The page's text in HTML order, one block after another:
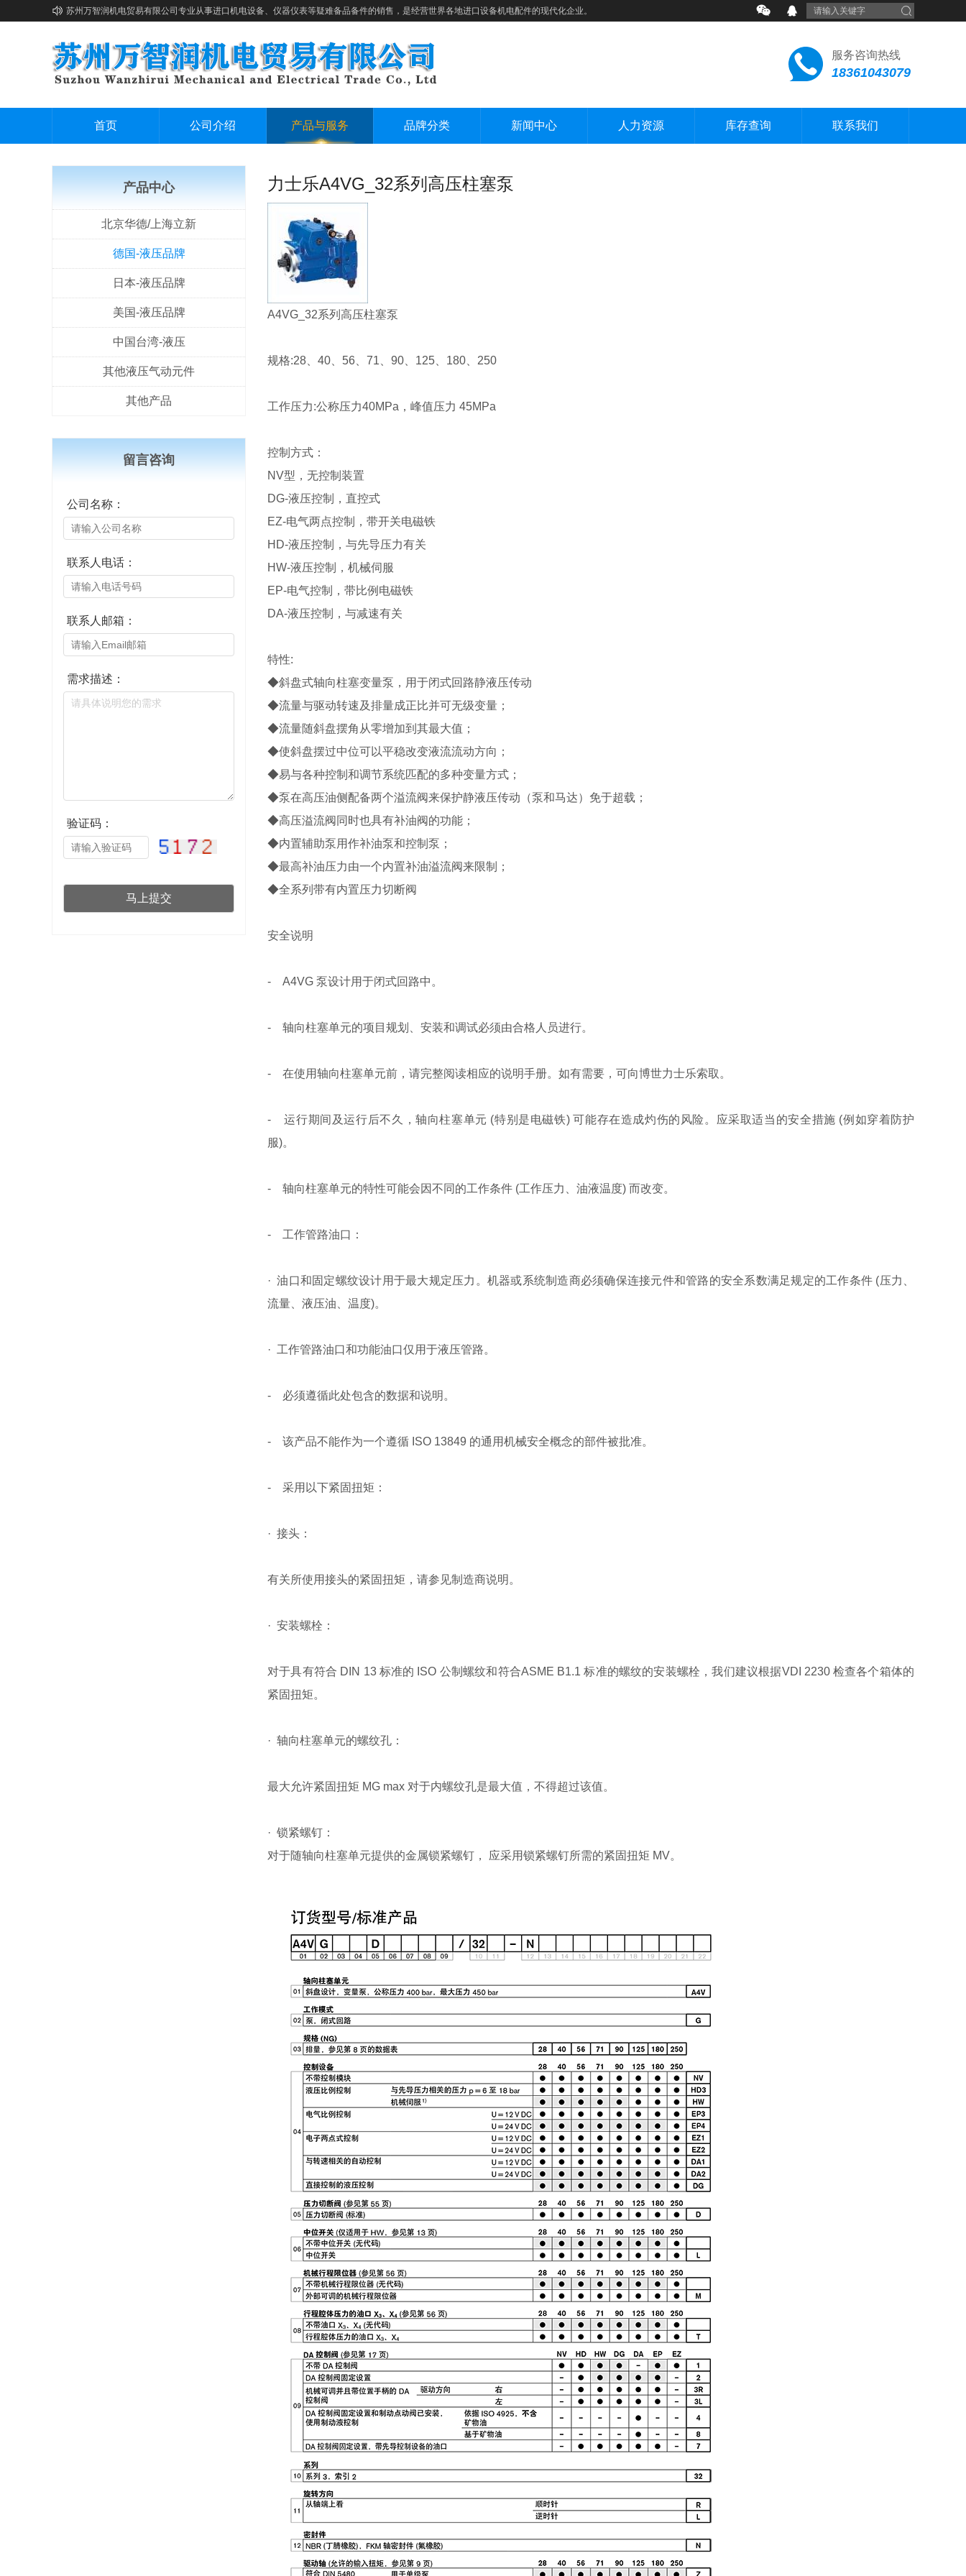
苏州万智润机电贸易有限公司专业从事进口机电设备、仪器仪表等疑难备品备件的销售，是经营世界各地进口设备机电配件的现代化企业。
服务咨询热线
18361043079
首页 公司介绍 产品与服务 品牌分类 新闻中心 人力资源 库存查询 联系我们
产品中心
北京华德/上海立新
德国-液压品牌
日本-液压品牌
美国-液压品牌
中国台湾-液压
其他液压气动元件
其他产品
留言咨询
公司名称：
联系人电话：
联系人邮箱：
需求描述：
验证码：
力士乐A4VG_32系列高压柱塞泵
A4VG_32系列高压柱塞泵
规格:28、40、56、71、90、125、180、250
工作压力:公称压力40MPa，峰值压力 45MPa
控制方式：
NV型，无控制装置
DG-液压控制，直控式
EZ-电气两点控制，带开关电磁铁
HD-液压控制，与先导压力有关
HW-液压控制，机械伺服
EP-电气控制，带比例电磁铁
DA-液压控制，与减速有关
特性:
◆斜盘式轴向柱塞变量泵，用于闭式回路静液压传动
◆流量与驱动转速及排量成正比并可无级变量；
◆流量随斜盘摆角从零增加到其最大值；
◆使斜盘摆过中位可以平稳改变液流流动方向；
◆易与各种控制和调节系统匹配的多种变量方式；
◆泵在高压油侧配备两个溢流阀来保护静液压传动（泵和马达）免于超载；
◆高压溢流阀同时也具有补油阀的功能；
◆内置辅助泵用作补油泵和控制泵；
◆最高补油压力由一个内置补油溢流阀来限制；
◆全系列带有内置压力切断阀
安全说明
- A4VG 泵设计用于闭式回路中。
- 轴向柱塞单元的项目规划、安装和调试必须由合格人员进行。
- 在使用轴向柱塞单元前，请完整阅读相应的说明手册。如有需要，可向博世力士乐索取。
- 运行期间及运行后不久，轴向柱塞单元 (特别是电磁铁) 可能存在造成灼伤的风险。应采取适当的安全措施 (例如穿着防护
服)。
- 轴向柱塞单元的特性可能会因不同的工作条件 (工作压力、油液温度) 而改变。
- 工作管路油口：
· 油口和固定螺纹设计用于最大规定压力。机器或系统制造商必须确保连接元件和管路的安全系数满足规定的工作条件 (压力、
流量、液压油、温度)。
· 工作管路油口和功能油口仅用于液压管路。
- 必须遵循此处包含的数据和说明。
- 该产品不能作为一个遵循 ISO 13849 的通用机械安全概念的部件被批准。
- 采用以下紧固扭矩：
· 接头：
有关所使用接头的紧固扭矩，请参见制造商说明。
· 安装螺栓：
对于具有符合 DIN 13 标准的 ISO 公制螺纹和符合ASME B1.1 标准的螺纹的安装螺栓，我们建议根据VDI 2230 检查各个箱体的
紧固扭矩。
· 轴向柱塞单元的螺纹孔：
最大允许紧固扭矩 MG max 对于内螺纹孔是最大值，不得超过该值。
· 锁紧螺钉：
对于随轴向柱塞单元提供的金属锁紧螺钉， 应采用锁紧螺钉所需的紧固扭矩 MV。